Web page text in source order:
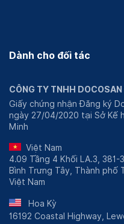
Dành cho đối tác
CÔNG TY TNHH DOCOSAN
Giấy chứng nhận Đăng ký
ngày 27/04/2020 tại Sở Kế
Minh
Việt Nam
4.09 Tầng 4 Khối LA.3,
Bình Trưng Tây, Thành phố
Việt Nam
Hoa Kỳ
16192 Coastal Highway,